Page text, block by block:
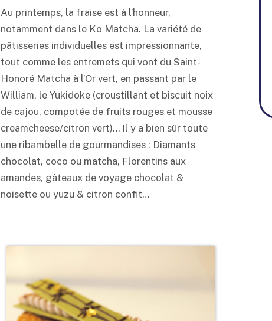
Au printemps, la fraise est à l’honneur,
notamment dans le Ko Matcha. La variété de
pâtisseries individuelles est impressionnante,
tout comme les entremets qui vont du Saint-
Honoré Matcha à l’Or vert, en passant par le
William, le Yukidoke (croustillant et biscuit noix
de cajou, compotée de fruits rouges et mousse
creamcheese/citron vert)… Il y a bien sûr toute
une ribambelle de gourmandises : Diamants
chocolat, coco ou matcha, Florentins aux
amandes, gâteaux de voyage chocolat &
noisette ou yuzu & citron confit…